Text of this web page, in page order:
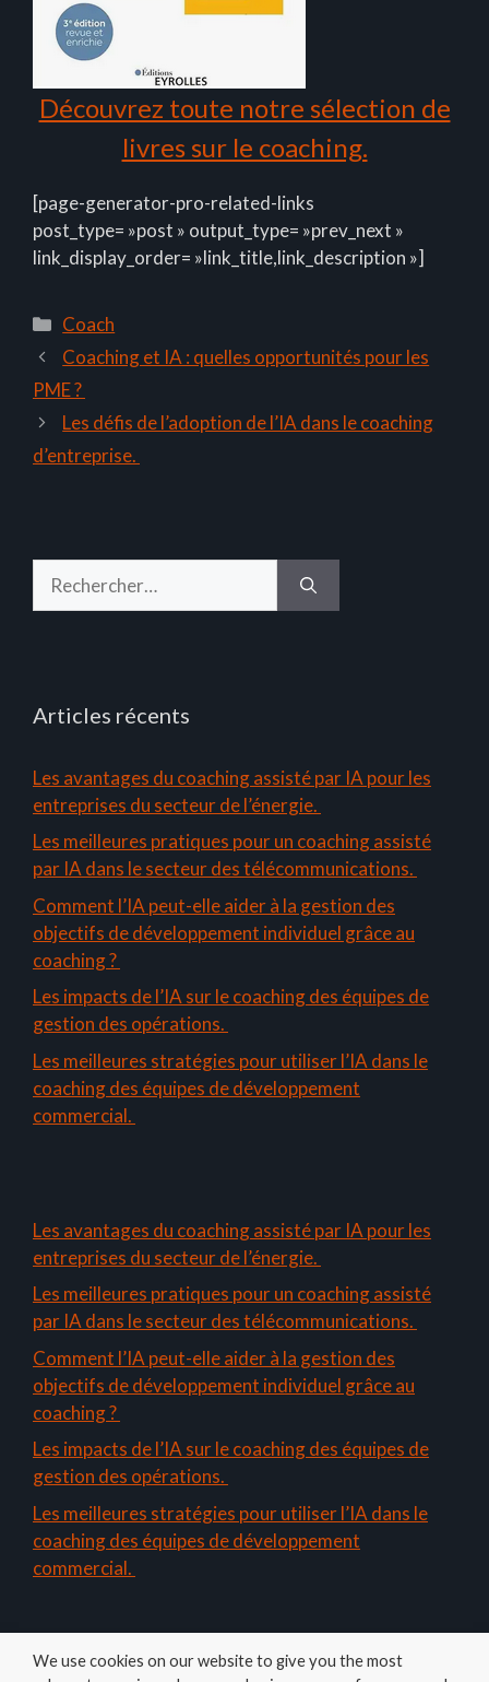
Découvrez toute notre sélection de
livres sur le coaching.
[page-generator-pro-related-links
post_type= »post » output_type= »prev_next »
link_display_order= »link_title,link_description »]
Catégories
Coach
Coaching et IA : quelles opportunités pour les
PME ?
Les défis de l’adoption de l’IA dans le coaching
d’entreprise.
Articles récents
Les avantages du coaching assisté par IA pour les
entreprises du secteur de l’énergie.
Les meilleures pratiques pour un coaching assisté
par IA dans le secteur des télécommunications.
Comment l’IA peut-elle aider à la gestion des
objectifs de développement individuel grâce au
coaching ?
Les impacts de l’IA sur le coaching des équipes de
gestion des opérations.
Les meilleures stratégies pour utiliser l’IA dans le
coaching des équipes de développement
commercial.
Les avantages du coaching assisté par IA pour les
entreprises du secteur de l’énergie.
Les meilleures pratiques pour un coaching assisté
par IA dans le secteur des télécommunications.
Comment l’IA peut-elle aider à la gestion des
objectifs de développement individuel grâce au
coaching ?
Les impacts de l’IA sur le coaching des équipes de
gestion des opérations.
Les meilleures stratégies pour utiliser l’IA dans le
coaching des équipes de développement
commercial.
We use cookies on our website to give you the most